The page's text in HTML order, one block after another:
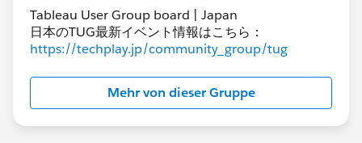
Tableau User Group board | Japan
日本のTUG最新イベント情報はこちら：
https://techplay.jp/community_group/tug
Mehr von dieser Gruppe